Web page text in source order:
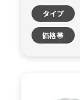
タイプ
価格帯